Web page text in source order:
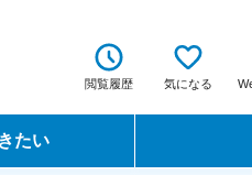
閲覧履歴 気になる
たい